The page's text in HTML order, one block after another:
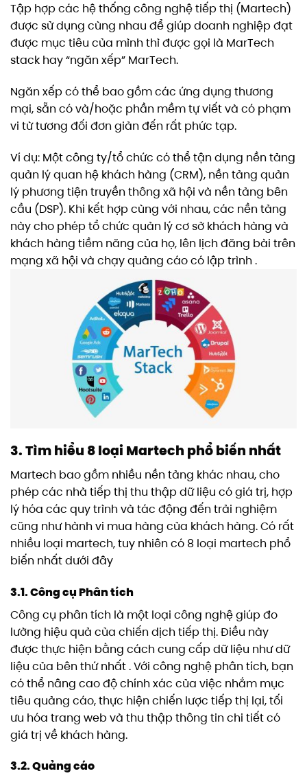
Tập hợp các hệ thống công nghệ tiếp thị (Martech)
được sử dụng cùng nhau để giúp doanh nghiệp đạt
được mục tiêu của mình thì được gọi là MarTech
stack hay “ngăn xếp” MarTech.
Ngăn xếp có thể bao gồm các ứng dụng thương
mại, sẵn có và/hoặc phần mềm tự viết và có phạm
vi từ tương đối đơn giản đến rất phức tạp.
Ví dụ: Một công ty/tổ chức có thể tận dụng nền tảng
quản lý quan hệ khách hàng (CRM), nền tảng quản
lý phương tiện truyền thông xã hội và nền tảng bên
cầu (DSP). Khi kết hợp cùng với nhau, các nền tảng
này cho phép tổ chức quản lý cơ sở khách hàng và
khách hàng tiềm năng của họ, lên lịch đăng bài trên
mạng xã hội và chạy quảng cáo có lập trình .
3. Tìm hiểu 8 loại Martech phổ biến nhất
Martech bao gồm nhiều nền tảng khác nhau, cho
phép các nhà tiếp thị thu thập dữ liệu có giá trị, hợp
lý hóa các quy trình và tác động đến trải nghiệm
cũng như hành vi mua hàng của khách hàng. Có rất
nhiều loại martech, tuy nhiên có 8 loại martech phổ
biến nhất dưới đây
3.1. Công cụ Phân tích
Công cụ phân tích là một loại công nghệ giúp đo
lường hiệu quả của chiến dịch tiếp thị. Điều này
được thực hiện bằng cách cung cấp dữ liệu như dữ
liệu của bên thứ nhất . Với công nghệ phân tích, bạn
có thể nâng cao độ chính xác của việc nhắm mục
tiêu quảng cáo, thực hiện chiến lược tiếp thị lại, tối
ưu hóa trang web và thu thập thông tin chi tiết có
giá trị về khách hàng.
3.2. Quảng cáo